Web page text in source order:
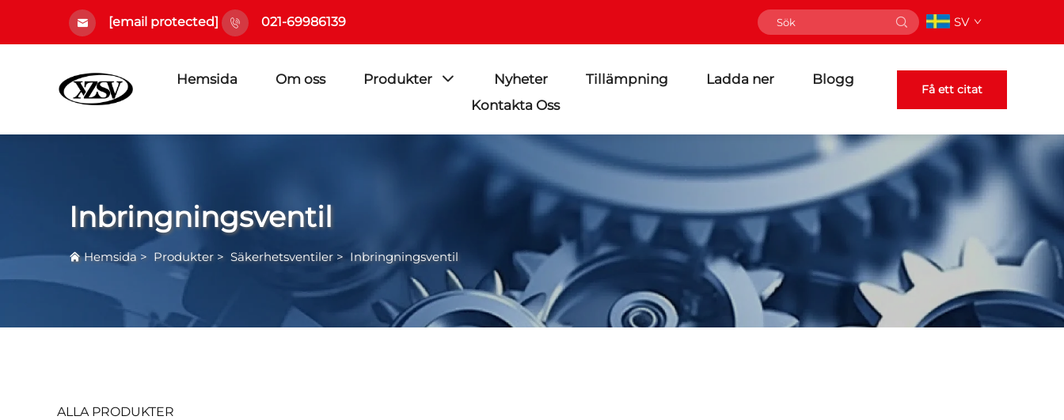
[email protected] 021-69986139 SV
Hemsida Om oss Produkter Nyheter Tillämpning Ladda ner
Blogg
Kontakta Oss
Få ett citat
Inbringningsventil
Hemsida > Produkter > Säkerhetsventiler > Inbringningsventil
ALLA PRODUKTER